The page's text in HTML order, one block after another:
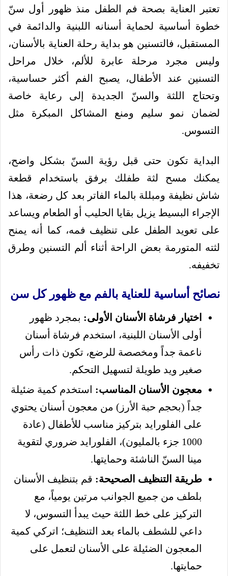
تعتبر العناية بصحة فم الطفل منذ ظهور أول سنّ
خطوة أساسية لحماية أسنانه اللبنية والدائمة في
المستقبل، فالتسنين هو بداية رحلة العناية بالأسنان،
وليس مجرد مرحلة عابرة للألم، خلال مراحل
التسنين عند الأطفال، يصبح الفم أكثر حساسية،
وتحتاج اللثة والسنّ الجديدة إلى رعاية خاصة
لضمان نمو سليم ومنع المشاكل المبكرة مثل
التسوس.
البداية تكون حتى قبل رؤية السنّ بشكل واضح،
يمكنك مسح لثة طفلك برفق باستخدام قطعة
شاش نظيفة ومبللة بالماء الفاتر بعد كل رضعة، هذا
الإجراء البسيط يزيل بقايا الحليب أو الطعام ويساعد
على تعويد الطفل على تنظيف فمه، كما أنه يمنح
لثته المتورمة بعض الراحة أثناء ألم التسنين وطرق
تخفيفه.
نصائح أساسية للعناية بالفم مع ظهور كل سن
اختيار فرشاة الأسنان الأولى: بمجرد ظهور
أولى الأسنان اللبنية، استخدم فرشاة أسنان
ناعمة جداً ومخصصة للرضع، تكون ذات رأس
صغير ويد طويلة لتسهيل التحكم.
معجون الأسنان المناسب: استخدم كمية ضئيلة
جداً (بحجم حبة الأرز) من معجون أسنان يحتوي
على الفلورايد بتركيز مناسب للأطفال (عادة
1000 جزء بالمليون)، الفلورايد ضروري لتقوية
مينا السنّ الناشئة وحمايتها.
طريقة التنظيف الصحيحة: قم بتنظيف الأسنان
بلطف من جميع الجوانب مرتين يومياً، مع
التركيز على خط اللثة حيث يبدأ التسوس، لا
داعي للشطف بالماء بعد التنظيف؛ اتركي كمية
المعجون الضئيلة على الأسنان لتعمل على
حمايتها.